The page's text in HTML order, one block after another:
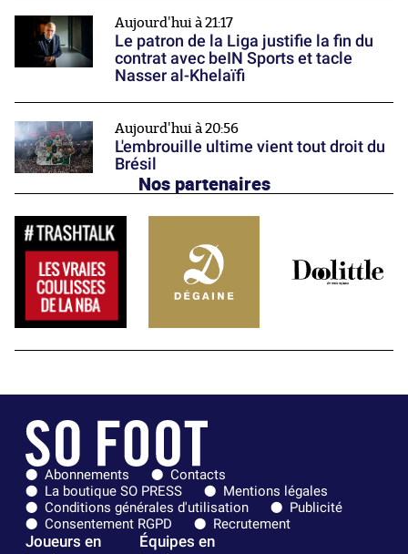
Aujourd'hui à 21:17
Le patron de la Liga justifie la fin du
contrat avec beIN Sports et tacle
Nasser al-Khelaïfi
Aujourd'hui à 20:56
L'embrouille ultime vient tout droit du
Brésil
Nos partenaires
Abonnements
Contacts
La boutique SO PRESS
Mentions légales
Conditions générales d'utilisation
Publicité
Consentement RGPD
Recrutement
Joueurs en
Équipes en